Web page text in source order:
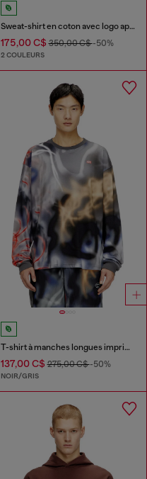
Sweat-shirt en coton avec logo appliqué
175,00 C$350,00 C$-50%
2 COULEURS
T-shirt à manches longues imprimé graffiti
137,00 C$275,00 C$-50%
NOIR/GRIS